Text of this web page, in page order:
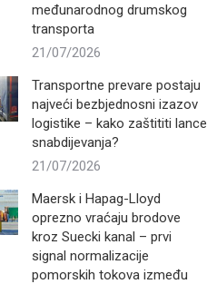
međunarodnog drumskog
transporta
21/07/2026
Transportne prevare postaju
najveći bezbjednosni izazov
logistike – kako zaštititi lance
snabdijevanja?
21/07/2026
Maersk i Hapag-Lloyd
oprezno vraćaju brodove
kroz Suecki kanal – prvi
signal normalizacije
pomorskih tokova između